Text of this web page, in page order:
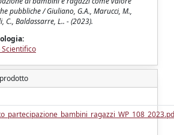
pubbliche / Giuliano, G.A., Marucci, M.,
C., Baldassarre, L.. - (2023).